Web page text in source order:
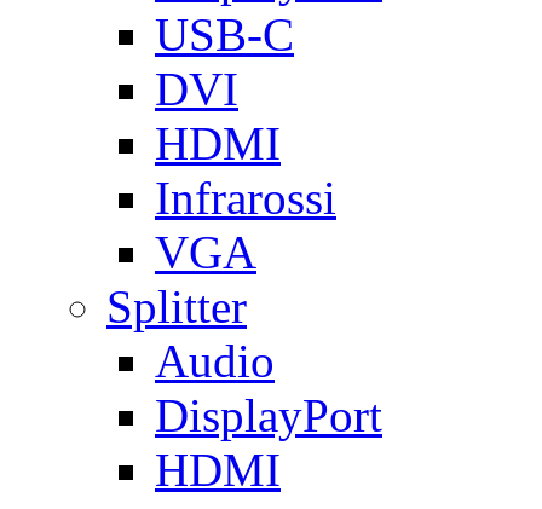
USB-C
DVI
HDMI
Infrarossi
VGA
Splitter
Audio
DisplayPort
HDMI